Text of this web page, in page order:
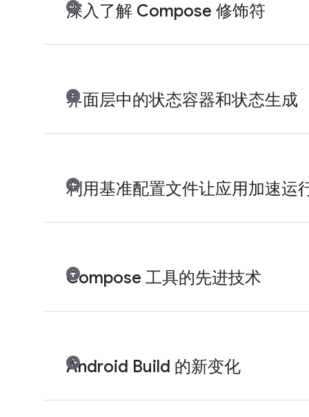
深入了解 Compose 修饰符
界面层中的状态容器和状态生成
利用基准配置文件让应用加速运
Compose 工具的先进技术
Android Build 的新变化